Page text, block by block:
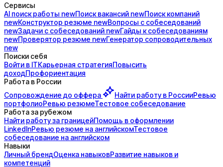
Сервисы
AI поискработы newПоисквакансий newПоисккомпаний
newКонструктор резюме newВопросы с собеседований
newЗадачи с собеседований newГайды ксобеседованиям
newПроверятор резюме newГенератор сопроводительных
new
Поиски себя
Войти в ITКарьерная стратегияПовысить
доходПрофориентация
Работа в России
Сопровождение до оффера Найти работу в РоссииРевью
портфолиоРевью резюмеТестовое собеседование
Работа за рубежом
Найти работу за границейПомощь в оформлении
LinkedInРевью резюме на английскомТестовое
собеседование на английском
Навыки
Личный брендОценка навыковРазвитие навыков и
компетенций